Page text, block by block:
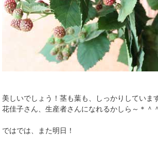
美しいでしょう！茎も葉も、しっかりしていま
花佳子さん、生産者さんになれるかしら～＊＾
ではでは、また明日！